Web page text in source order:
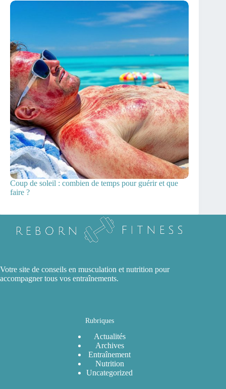
Coup de soleil : combien de temps pour guérir et que
faire ?
Votre site de conseils en musculation et nutrition pour
accompagner tous vos entraînements.
Rubriques
Actualités
Archives
Entraînement
Nutrition
Uncategorized